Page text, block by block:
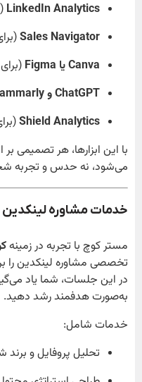
LinkedIn Analytics
Sales Navigator
Canva یا Figma
ChatGPT و Grammarly
Shield Analytics
با این ابزارها، هر تصمیمی
می‌شود، نه حدس و تجربه
خدمات مشاوره
مستر کوچ با تجربه در زمینه
تخصصی مشاوره لینکدین را
در این جلسات، شما یاد
به‌صورت هدفمند رشد دهید.
خدمات شامل:
تحلیل پروفایل و